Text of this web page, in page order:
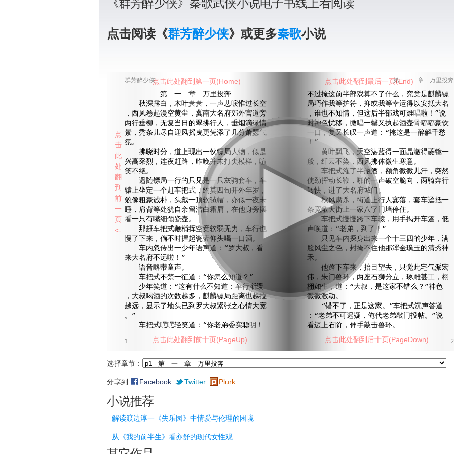
《群芳醉少侠》秦歌武侠小说电子书线上看阅读
点击阅读《群芳醉少侠》或更多秦歌小说
群芳醉少侠 第 一 章 万里投奔
第 一 章 万里投奔
秋深露白，木叶萧萧，一声悲唳惟过长空
，西风卷起漫空黄尘，冀南大名府郊外官道旁
两行垂柳，无复当日的翠拂行人，垂烟滴绿情
景，秃条儿尽自迎风摇曳更凭添了几分萧瑟气
氛。
拂晓时分，道上现出一伙镖局人物，似是
兴高采烈，连夜赶路，昨晚并未打尖模样，喧
笑不绝。
遥随镖局一行的只见是一只灰驹套车，车
辕上坐定一个赶车把式，约莫四旬开外年岁，
貌像粗豪诚朴，头戴一顶软毡帽，亦似一夜未
睡，肩背等处犹自余留洁白霜屑，在他身旁摆
看一只有嘴细颈瓷壶。
那赶车把式鞭梢挥空竟软弱无力，车行也
慢了下来，倘不时握起瓷壶仰头喝一口酒。
车内忽传出一少年语声道：“罗大叔，看
来大名府不远啦！”
语音略带童声。
车把式不禁一征道：“你怎么知道？”
少年笑道：“这有什么不知道：车行渐缓
，大叔喝酒的次数越多，麒麟镖局距离也越拉
越远，显示了地头已到罗大叔紧张之心情大宽
。”
车把式嘿嘿轻笑道：“你老弟委实聪明！
不过掩这前半部戏算不了什么，究竟是麒麟镖
局巧作我等护符，抑或我等幸运得以安抵大名
，谁也不知情，但这后半部戏可难唱啦！”说
时神色忧移，微唱一罄又执起酒壶骨嘟嘟豪饮
一口，复又长叹一声道：“掩这是一醉解千愁
！”
黄叶飘飞，天空湛蓝得一面晶澈得菱镜一
般，纤云不染，西风拂体微生寒意。
车把式灌了半瓶酒，额角微微儿汗，突然
使劲挥动长鞭，啪的一声破空脆向，两骑奔行
转快，进了大名府城门。
秋风肃杀，街道上行人寥落，套车迳抵一
条宽敞大街上一家八字门墙停住。
车把式慢慢跨下车辕，用手揭开车篷，低
声唤道：“老弟，到了！”
只见车内探身出来一个十三四的少年，满
脸风尘之色，封掩不住他那浑金璞玉的清秀神
禾。
他跨下车来，抬目望去，只觉此宅气派宏
伟，朱门兽环，两座石狮分立，琢雕甚工，栩
栩如生，道：“大叔，是这家不错么？”神色
微微激动。
“错不了，正是这家。”车把式沉声答道
：“老弟不可迟疑，俺代老弟敲门投帖。”说
看迈上石阶，伸手敲击兽环。
1 2
选择章节：
分享到 Facebook Twitter Plurk
点击此处翻到第一页(Home) 点击此处翻到最后一页(End)
点击此处翻到前十页(PageUp) 点击此处翻到后十页(PageDown)
点
击
此
处
翻
到
前
一
页
<-
小说推荐
解读渡边淳一《失乐园》中情爱与伦理的困境
从《我的前半生》看亦舒的现代女性观